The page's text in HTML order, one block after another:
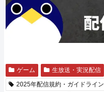
ゲーム 生放送・実況配信
2025年配信規約・ガイドライン